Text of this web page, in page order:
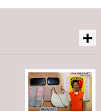
+